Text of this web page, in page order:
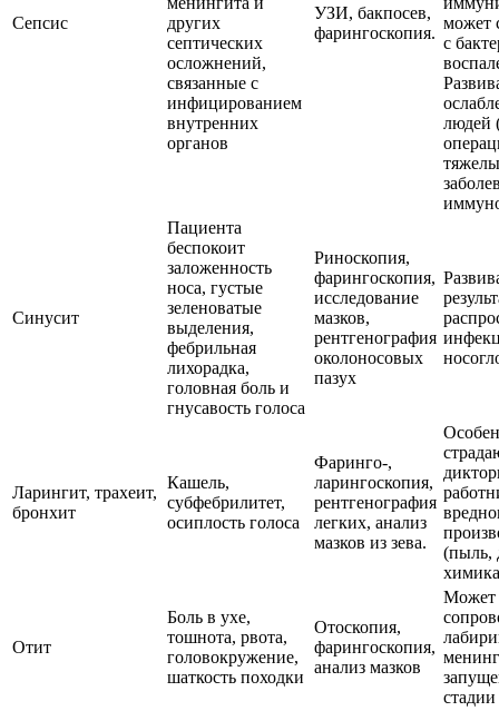
Сепсис
других
септических
осложнений,
связанные с
инфицированием
внутренних
органов
УЗИ, бакпосев,
фарингоскопия.
может
с
людей
Синусит
Пациента
беспокоит
заложенность
носа, густые
зеленоватые
выделения,
фебрильная
лихорадка,
головная боль и
гнусавость голоса
Риноскопия,
фарингоскопия,
исследование
мазков,
рентгенография
околоносовых
пазух
Ларингит, трахеит,
бронхит
Кашель,
субфебрилитет,
осиплость голоса
Фаринго-,
ларингоскопия,
рентгенография
легких, анализ
мазков из зева.
(пыль,
Отит
Боль в ухе,
тошнота, рвота,
головокружение,
шаткость походки
Отоскопия,
фарингоскопия,
анализ мазков
Может
стадии